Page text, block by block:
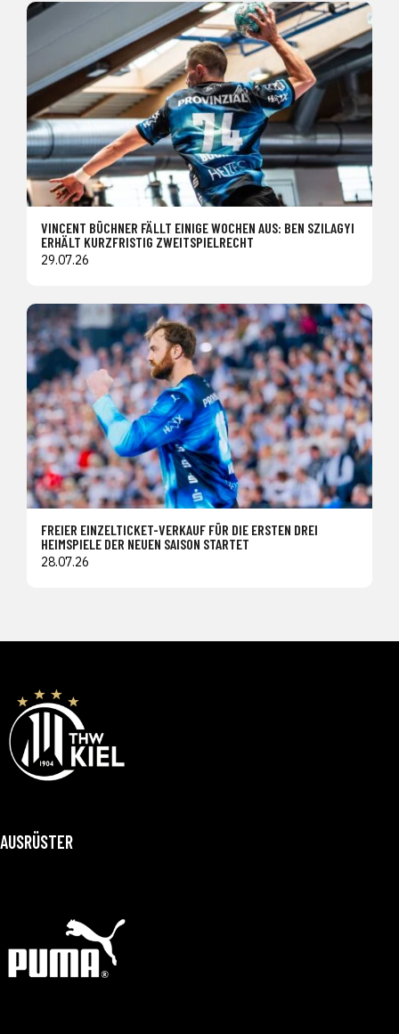
VINCENT BÜCHNER FÄLLT EINIGE WOCHEN AUS: BEN SZILAGYI
ERHÄLT KURZFRISTIG ZWEITSPIELRECHT
29.07.26
FREIER EINZELTICKET-VERKAUF FÜR DIE ERSTEN DREI
HEIMSPIELE DER NEUEN SAISON STARTET
28.07.26
AUSRÜSTER